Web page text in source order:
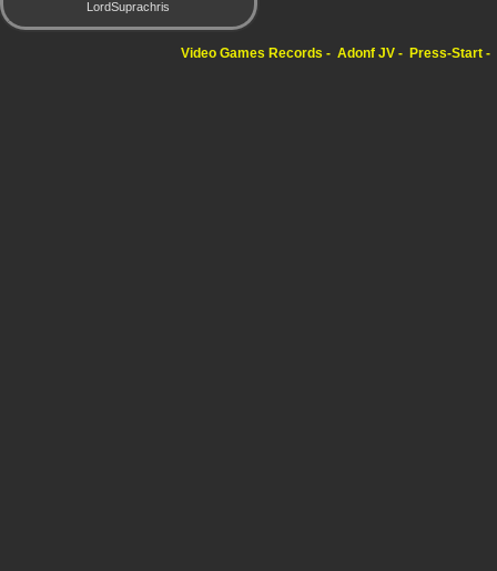
LordSuprachris
Video Games Records Adonf JV Press-Start